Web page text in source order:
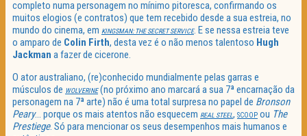
completo numa personagem no mínimo pitoresca, confirmando os
muitos elogios (e contratos) que tem recebido desde a sua estreia, no
mundo do cinema, em KINGSMAN: THE SECRET SERVICE. E se nessa estreia teve
o amparo de Colin Firth, desta vez é o não menos talentoso Hugh
Jackman a fazer de cicerone.
O ator australiano, (re)conhecido mundialmente pelas garras e
músculos de WOLVERINE(no próximo ano marcará a sua 7ª encarnação da
personagem na 7ª arte) não é uma total surpresa no papel de Bronson
Peary… porque os mais atentos não esquecem REAL STEEL, SCOOP ou The
Prestiege. Só para mencionar os seus desempenhos mais humanos e